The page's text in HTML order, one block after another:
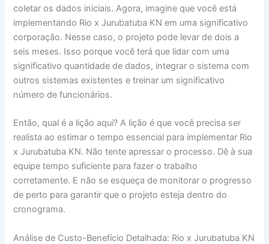
coletar os dados iniciais. Agora, imagine que você está
implementando Rio x Jurubatuba KN em uma significativo
corporação. Nesse caso, o projeto pode levar de dois a
seis meses. Isso porque você terá que lidar com uma
significativo quantidade de dados, integrar o sistema com
outros sistemas existentes e treinar um significativo
número de funcionários.
Então, qual é a lição aqui? A lição é que você precisa ser
realista ao estimar o tempo essencial para implementar Rio
x Jurubatuba KN. Não tente apressar o processo. Dê à sua
equipe tempo suficiente para fazer o trabalho
corretamente. E não se esqueça de monitorar o progresso
de perto para garantir que o projeto esteja dentro do
cronograma.
Análise de Custo-Benefício Detalhada: Rio x Jurubatuba KN